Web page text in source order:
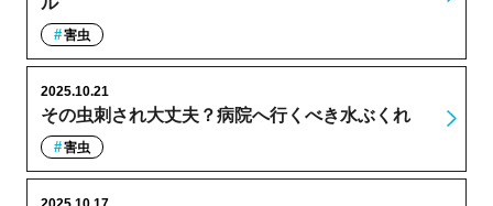
害虫
その虫刺され大丈夫？病院へ行くべき水ぶくれ
2025.10.21
害虫